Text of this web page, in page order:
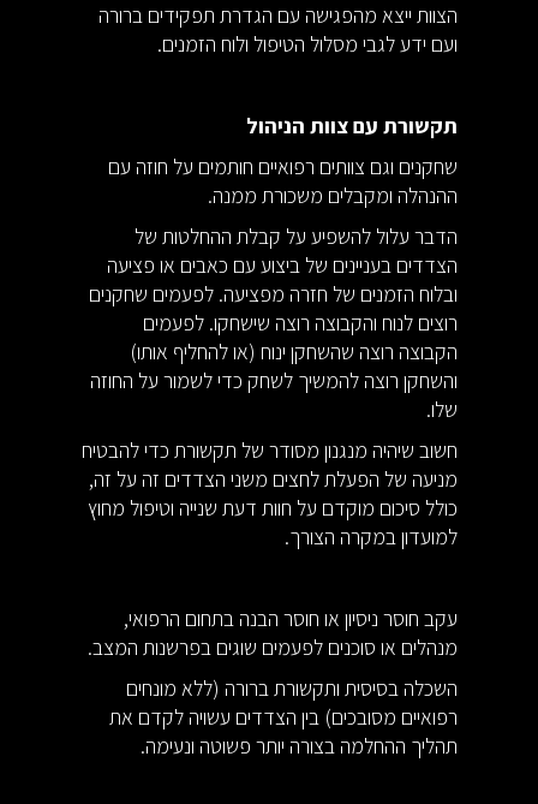
הצוות ייצא מהפגישה עם הגדרת תפקידים ברורה
ועם ידע לגבי מסלול הטיפול ולוח הזמנים.
תקשורת עם צוות הניהול
שחקנים וגם צוותים רפואיים חותמים על חוזה עם
ההנהלה ומקבלים משכורת ממנה.
הדבר עלול להשפיע על קבלת ההחלטות של
הצדדים בעניינים של ביצוע עם כאבים או פציעה
ובלוח הזמנים של חזרה מפציעה. לפעמים שחקנים
רוצים לנוח והקבוצה רוצה שישחקו. לפעמים
הקבוצה רוצה שהשחקן ינוח (או להחליף אותו)
והשחקן רוצה להמשיך לשחק כדי לשמור על החוזה
שלו.
חשוב שיהיה מנגנון מסודר של תקשורת כדי להבטיח
מניעה של הפעלת לחצים משני הצדדים זה על זה,
כולל סיכום מוקדם על חוות דעת שנייה וטיפול מחוץ
למועדון במקרה הצורך.
עקב חוסר ניסיון או חוסר הבנה בתחום הרפואי,
מנהלים או סוכנים לפעמים שוגים בפרשנות המצב.
השכלה בסיסית ותקשורת ברורה (ללא מונחים
רפואיים מסובכים) בין הצדדים עשויה לקדם את
תהליך ההחלמה בצורה יותר פשוטה ונעימה.